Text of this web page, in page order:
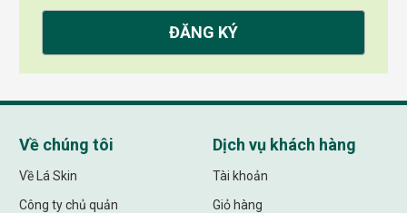
Về chúng tôi
Về Lá Skin
Công ty chủ quản
Dịch vụ khách hàng
Tài khoản
Giỏ hàng